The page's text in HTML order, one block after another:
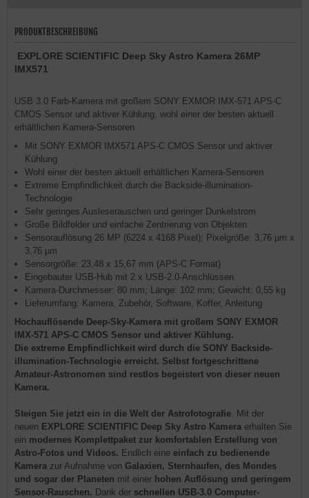
PRODUKTBESCHREIBUNG
EXPLORE SCIENTIFIC Deep Sky Astro Kamera 26MP
IMX571
USB 3.0 Farb-Kamera mit großem SONY EXMOR IMX-571 APS-C
CMOS Sensor und aktiver Kühlung, wohl einer der besten aktuell
erhältlichen Kamera-Sensoren
Mit SONY EXMOR IMX571 APS-C CMOS Sensor und aktiver
Kühlung
Wohl einer der besten aktuell erhältlichen Kamera-Sensoren
Extreme Empfindlichkeit durch die Backside-illumination-
Technologie
Sehr geringes Ausleserauschen und geringer Dunkelstrom
Große Bildfelder und einfache Zentrierung von Objekten
Sensorauflösung 26 MP (6224 x 4168 Pixel); Pixelgröße: 3,76 µm x
3,76 µm
Sensorgröße: 23,48 x 15,67 mm (APS-C Format)
Eingebauter USB-Hub mit 2 x USB-2.0-Anschlüssen
Kamera-Durchmesser: 80 mm; Länge: 102 mm; Gewicht: 0,55 kg
Lieferumfang: Kamera, Zubehör, Software, Koffer, Anleitung
Hochauflösende Deep-Sky-Kamera mit großem SONY EXMOR
IMX-571 APS-C CMOS Sensor und aktiver Kühlung.
Die extreme Empfindlichkeit wird durch die SONY Backside-
illumination-Technologie erreicht. Selbst fortgeschrittene
Amateur-Astronomen sind restlos begeistert von dieser neuen
Kamera.
Steigen Sie jetzt ein in die Welt der Astrofotografie. Mit der
neuen EXPLORE SCIENTIFIC Deep Sky Astro Kamera erhalten Sie
ein modernes Komplettpaket zur komfortablen Erstellung von
Astro-Fotos und Videos. Endlich eine einfach zu bedienende
Kamera zur Aufnahme von Galaxien, Sternhaufen, des Mondes
und sogar der Planeten mit einer hohen Auflösung und geringem
Sensor-Rauschen. Dank der schnellen USB-3.0 Computer-